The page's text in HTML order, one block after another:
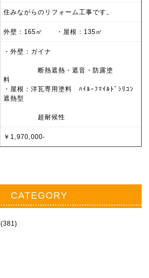
住みながらのリフォーム工事です。
外壁：165㎡ ・屋根：135㎡
・外壁：ガイナ
断熱遮熱・遮音・防露塗
料
・屋根：洋瓦専用塗料 ﾊｲﾙｰﾌﾏｲﾙﾄﾞｼﾘｺﾝ
遮熱型
超耐候性
￥1,970,000-
CATEGORY
(381)